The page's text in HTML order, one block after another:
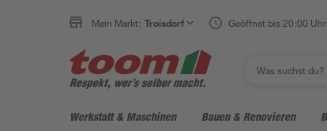
Mein Markt: Troisdorf Geöffnet bis 20:00 Uhr
Werkstatt & Maschinen Bauen & Renovieren